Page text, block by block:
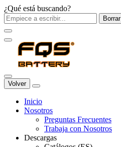
¿Qué está buscando?
Borrar
Volver
Inicio
Nosotros
Preguntas Frecuentes
Trabaja con Nosotros
Descargas